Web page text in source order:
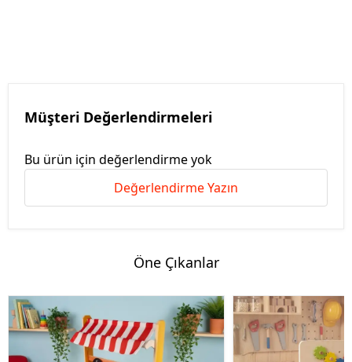
Müşteri Değerlendirmeleri
Bu ürün için değerlendirme yok
Değerlendirme Yazın
Öne Çıkanlar